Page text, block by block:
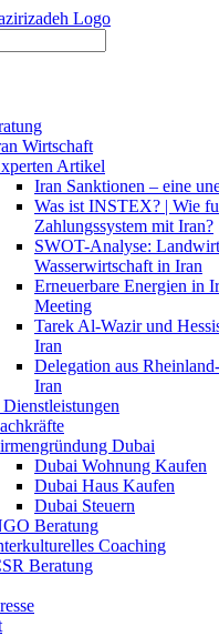
Wirtschaft
Artikel
Iran Sanktionen – eine
Was ist INSTEX? | Wie
Zahlungssystem mit Iran?
SWOT-Analyse:
Wasserwirtschaft in Iran
Erneuerbare Energien in
Meeting
Tarek Al-Wazir und
Iran
Delegation aus
Iran
Dubai
Dubai Wohnung Kaufen
Dubai Haus Kaufen
Dubai Steuern
Beratung
Coaching
Beratung